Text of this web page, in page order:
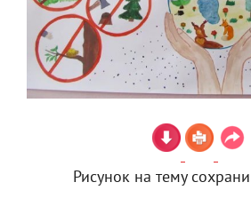
Рисунок на тему